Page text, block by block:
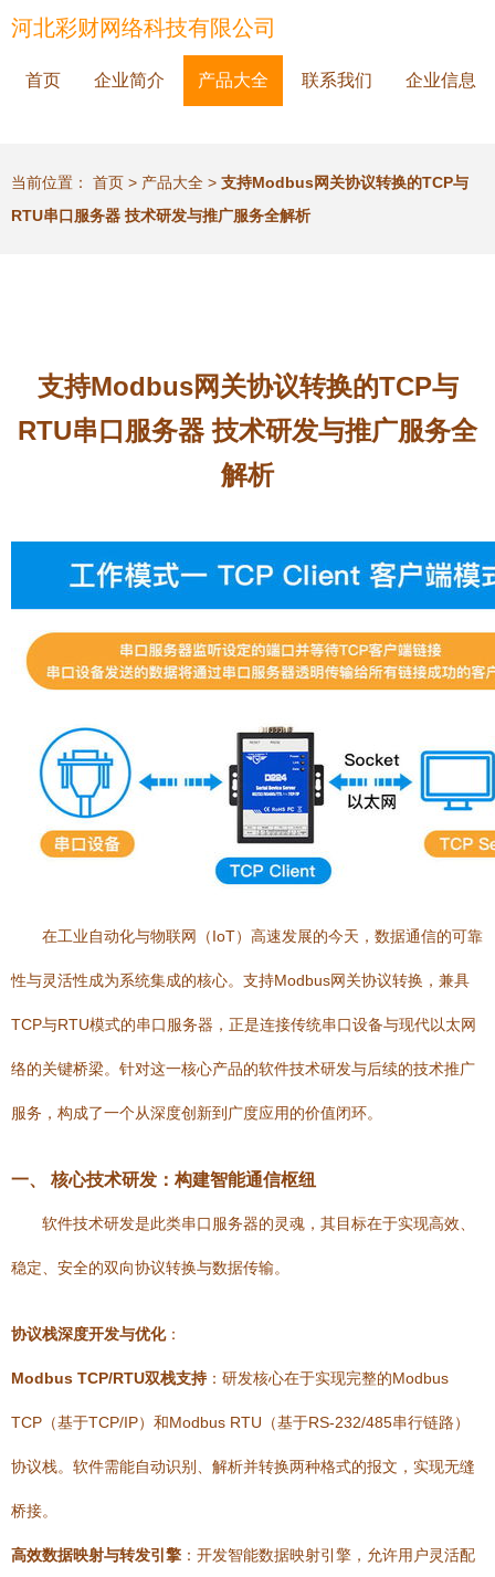
河北彩财网络科技有限公司
首页 企业简介 产品大全 联系我们 企业信息
当前位置： 首页 > 产品大全 > 支持Modbus网关协议转换的TCP与
RTU串口服务器 技术研发与推广服务全解析
支持Modbus网关协议转换的TCP与
RTU串口服务器 技术研发与推广服务全
解析
在工业自动化与物联网（IoT）高速发展的今天，数据通信的可靠
性与灵活性成为系统集成的核心。支持Modbus网关协议转换，兼具
TCP与RTU模式的串口服务器，正是连接传统串口设备与现代以太网
络的关键桥梁。针对这一核心产品的软件技术研发与后续的技术推广
服务，构成了一个从深度创新到广度应用的价值闭环。
一、 核心技术研发：构建智能通信枢纽
软件技术研发是此类串口服务器的灵魂，其目标在于实现高效、
稳定、安全的双向协议转换与数据传输。
协议栈深度开发与优化：
Modbus TCP/RTU双栈支持：研发核心在于实现完整的Modbus
TCP（基于TCP/IP）和Modbus RTU（基于RS-232/485串行链路）
协议栈。软件需能自动识别、解析并转换两种格式的报文，实现无缝
桥接。
高效数据映射与转发引擎 ：开发智能数据映射引擎，允许用户灵活配